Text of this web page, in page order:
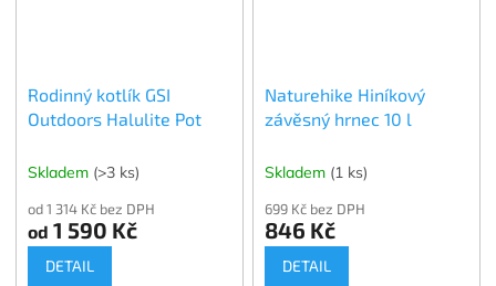
Rodinný kotlík GSI
Outdoors Halulite Pot
Skladem (>3 ks)
od 1 314 Kč bez DPH
od 1 590 Kč
DETAIL
Naturehike Hiníkový
závěsný hrnec 10 l
Skladem (1 ks)
699 Kč bez DPH
846 Kč
DETAIL